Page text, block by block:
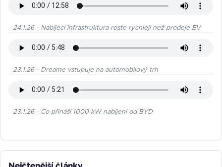
24.1.26 - Nabíjecí infrastruktura roste rychleji než prodeje EV
23.1.26 - Dreame vstupuje na automobilový trh
23.1.26 - Co přináší 1000 kW nabíjení od BYD